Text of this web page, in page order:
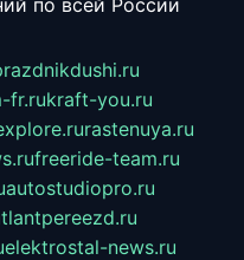
по всей России
fr.rukraft-you.ru
rastenuya.ru
freeride-team.ru
autostudiopro.ru
elektrostal-news.ru